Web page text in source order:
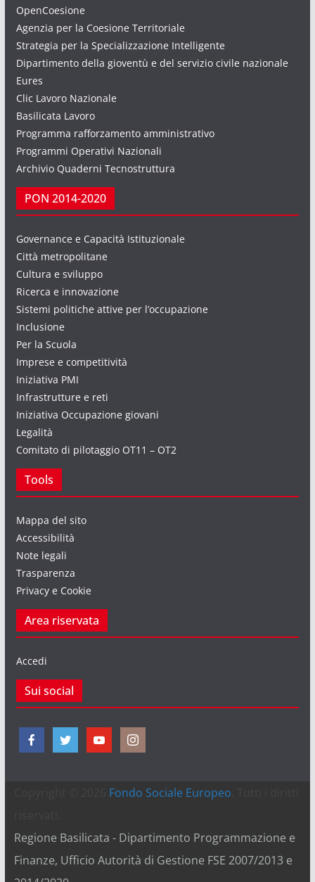
OpenCoesione
Agenzia per la Coesione Territoriale
Strategia per la Specializzazione Intelligente
Dipartimento della gioventù e del servizio civile nazionale
Eures
Clic Lavoro Nazionale
Basilicata Lavoro
Programma rafforzamento amministrativo
Programmi Operativi Nazionali
Archivio Quaderni Tecnostruttura
PON 2014-2020
Governance e Capacità Istituzionale
Città metropolitane
Cultura e sviluppo
Ricerca e innovazione
Sistemi politiche attive per l’occupazione
Inclusione
Per la Scuola
Imprese e competitività
Iniziativa PMI
Infrastrutture e reti
Iniziativa Occupazione giovani
Legalità
Comitato di pilotaggio OT11 – OT2
Tools
Mappa del sito
Accessibilità
Note legali
Trasparenza
Privacy e Cookie
Area riservata
Accedi
Sui social
Fondo Sociale Europeo
Regione Basilicata - Dipartimento Programmazione e
Finanze, Ufficio Autorità di Gestione FSE 2007/2013 e